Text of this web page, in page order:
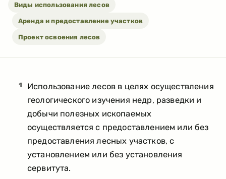
Виды использования лесов
Аренда и предоставление участков
Проект освоения лесов
1
Использование лесов в целях осуществления
геологического изучения недр, разведки и
добычи полезных ископаемых
осуществляется с предоставлением или без
предоставления лесных участков, с
установлением или без установления
сервитута.